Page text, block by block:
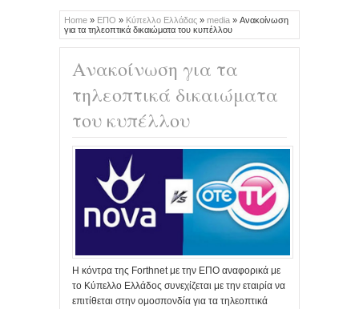
Home » ΕΠΟ » Κύπελλο Ελλάδας » media » Ανακοίνωση
για τα τηλεοπτικά δικαιώματα του κυπέλλου
Ανακοίνωση για τα
τηλεοπτικά δικαιώματα
του κυπέλλου
Η κόντρα της Forthnet με την ΕΠΟ αναφορικά με
το Κύπελλο Ελλάδος συνεχίζεται με την εταιρία να
επιτίθεται στην ομοσπονδία για τα τηλεοπτικά